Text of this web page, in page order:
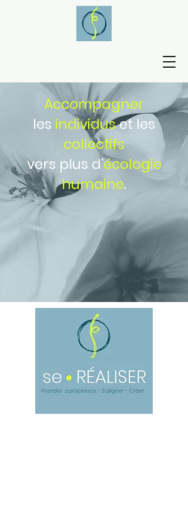
Accompagner
les individuset les
collectifs
vers plus d'écologie
humaine.